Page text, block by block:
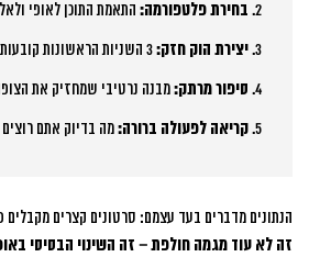
בחירת פלטפורמה: התאמת התוכן לאופי
יצירת הוק חזק:
סיפור מרתק:מבנה נרטיבי שמחזיק את
קריאה לפעולה ברורה:מה בדיוק אתם
הנתונים מדברים בעד עצמם: סרטונים קצרים מקבלים פי 12 יותר שיתופים מתוכן סטטי, ו-95% מהמסר נקלט כשהוא מועבר בווידאו לעומת 10% בלבד
זה לא עוד מגמה חולפת – זה השינוי הבסיסי